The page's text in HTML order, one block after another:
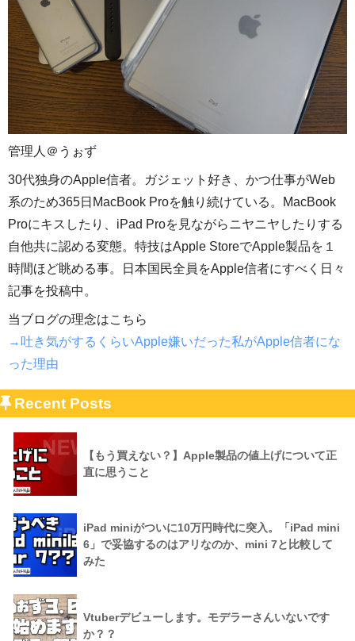
管理人＠うぉず
30代独身のApple信者。ガジェット好き、かつ仕事がWeb
系のため365日MacBook Proを触り続けている。MacBook
Proにキスしたり、iPad Proを見ながらニヤニヤしたりする
自他共に認める変態。特技はApple StoreでApple製品を１
時間ほど眺める事。日本国民全員をApple信者にすべく日々
記事を投稿中。
当ブログの理念はこちら
→吐き気がするくらいApple嫌いだった私がApple信者にな
った理由
Recent Posts
【もう買えない？】Apple製品の値上げについて正
直に思うこと
iPad miniがついに10万円時代に突入。「iPad mini
6」で妥協するのはアリなのか、mini 7と比較して
みた
Vtuberデビューします。モデラーさんいないです
か？？